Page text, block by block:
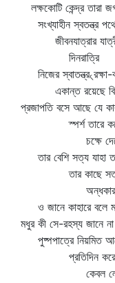
লক্ষকোটি কেন্দ্র তারা
সংখ্যাহীন স্বতন্ত্র
জীবনযাত্রার
দিনরাত্রি
নিজের স্বাতন্ত্র৻রক্ষা-
একান্ত রয়েছে
প্রজাপতি বসে আছে যে
স্পর্শ তারে
চক্ষে দেখে
তার বেশি সত্য যাহা
তার কাছে
ও জানে কাহারে বলে
মধুর কী সে-রহস্য জানে
পুষ্পপাত্রে নিয়মিত
প্রতিদিন করে
কেবল লোভের